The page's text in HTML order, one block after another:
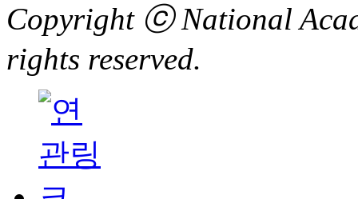
Copyright ⓒ National
rights reserved.